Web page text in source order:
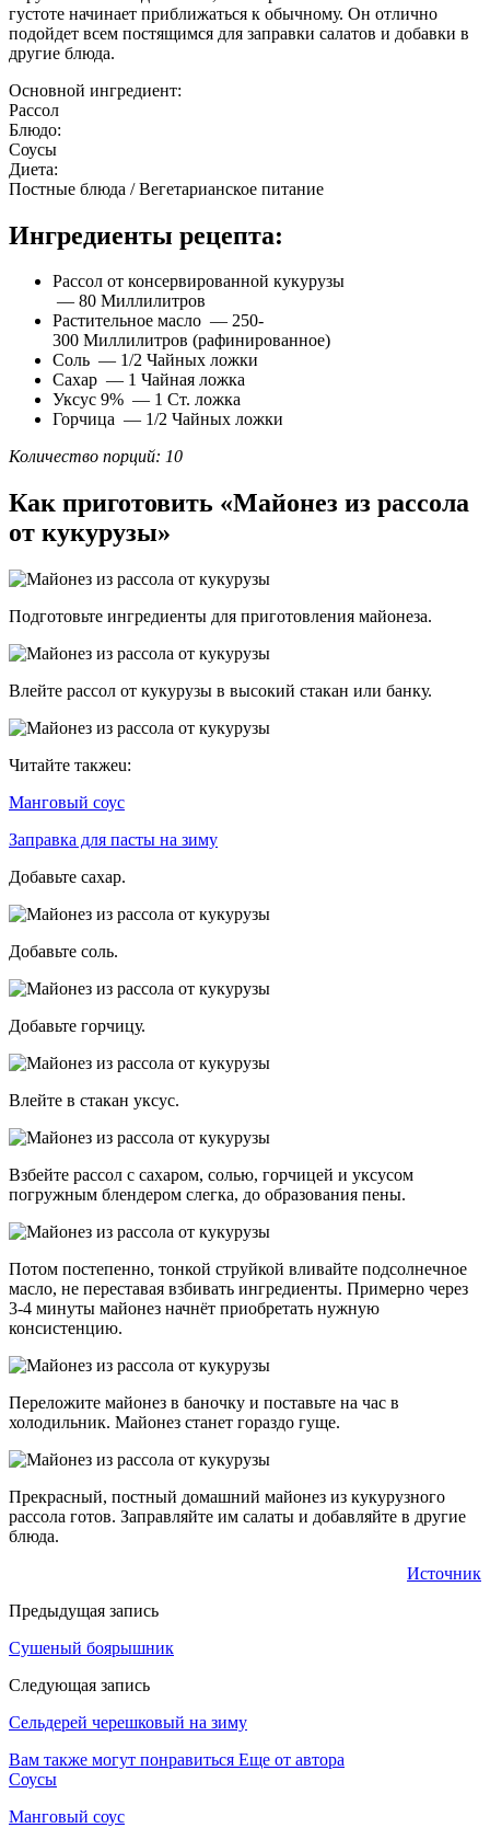
густоте начинает приближаться к обычному. Он отлично
подойдет всем постящимся для заправки салатов и добавки в
другие блюда.
Основной ингредиент:
Рассол
Блюдо:
Соусы
Диета:
Постные блюда / Вегетарианское питание
Ингредиенты рецепта:
Рассол от консервированной кукурузы
— 80 Миллилитров
Растительное масло — 250-
300 Миллилитров (рафинированное)
Соль — 1/2 Чайных ложки
Сахар — 1 Чайная ложка
Уксус 9% — 1 Ст. ложка
Горчица — 1/2 Чайных ложки
Количество порций: 10
Как приготовить «Майонез из рассола
от кукурузы»
Подготовьте ингредиенты для приготовления майонеза.
Влейте рассол от кукурузы в высокий стакан или банку.
Читайте такжеu:
Манговый соус
Заправка для пасты на зиму
Добавьте сахар.
Добавьте соль.
Добавьте горчицу.
Влейте в стакан уксус.
Взбейте рассол с сахаром, солью, горчицей и уксусом
погружным блендером слегка, до образования пены.
Потом постепенно, тонкой струйкой вливайте подсолнечное
масло, не переставая взбивать ингредиенты. Примерно через
3-4 минуты майонез начнёт приобретать нужную
консистенцию.
Переложите майонез в баночку и поставьте на час в
холодильник. Майонез станет гораздо гуще.
Прекрасный, постный домашний майонез из кукурузного
рассола готов. Заправляйте им салаты и добавляйте в другие
блюда.
Источник
Предыдущая запись
Сушеный боярышник
Следующая запись
Сельдерей черешковый на зиму
Вам также могут понравиться Еще от автора
Соусы
Манговый соус